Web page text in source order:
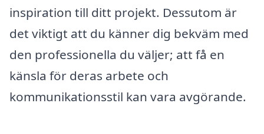
inspiration till ditt projekt. Dessutom är
det viktigt att du känner dig bekväm med
den professionella du väljer; att få en
känsla för deras arbete och
kommunikationsstil kan vara avgörande.